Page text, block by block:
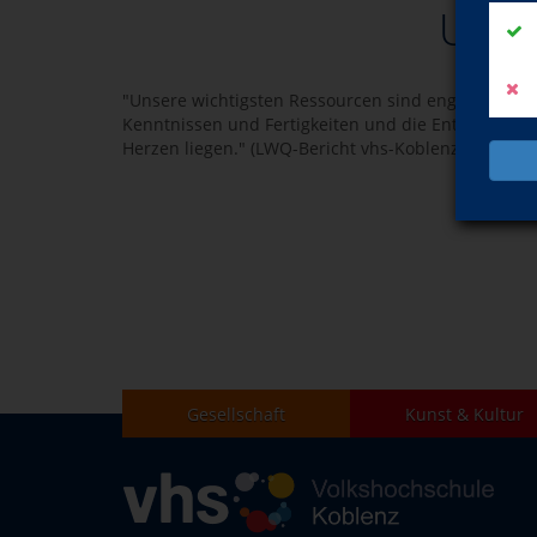
"Unsere wichtigsten Ressourcen sind engagierte
Kenntnissen und Fertigkeiten und die
Herzen liegen." (LWQ-Bericht vhs-Koblenz,
Gesellschaft Kunst & Kultur